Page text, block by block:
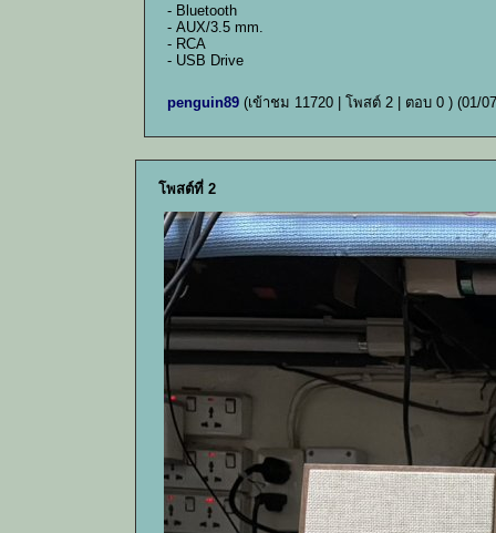
- Bluetooth
- AUX/3.5 mm.
- RCA
- USB Drive
penguin89 (เข้าชม 11720 | โพสต์ 2 | ตอบ 0 ) (01/
โพสต์ที่ 2